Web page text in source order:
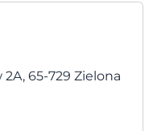
65-729 Zielona